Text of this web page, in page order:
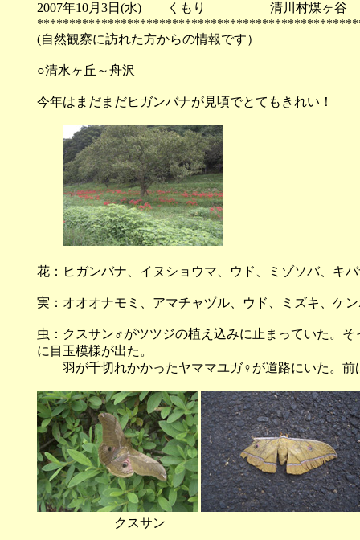
2007年10月3日(水) くもり 清川村煤ヶ谷
(自然観察に訪れた方からの情報です）
○清水ヶ丘～舟沢
今年はまだまだヒガンバナが見頃でとてもきれい！
花：ヒガンバナ、イヌショウマ、ウド、ミゾソバ、キ
実：オオオナモミ、アマチャヅル、ウド、ミズキ、ケ
虫：クスサン♂がツツジの植え込みに止まっていた。
に目玉模様が出た。
羽が千切れかかったヤママユガ♀が道路にいた。前
クスサン ヤママ